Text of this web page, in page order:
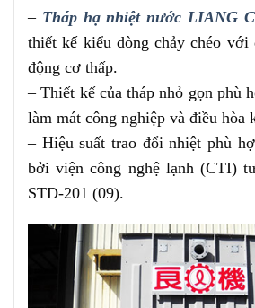
– Tháp hạ nhiệt nước LIANG
thiết kế kiểu dòng chảy chéo với
động cơ thấp.
– Thiết kế của tháp nhỏ gọn phù
làm mát công nghiệp và điều hòa
– Hiệu suất trao đổi nhiệt phù
bởi viện công nghệ lạnh (CTI)
STD-201 (09).